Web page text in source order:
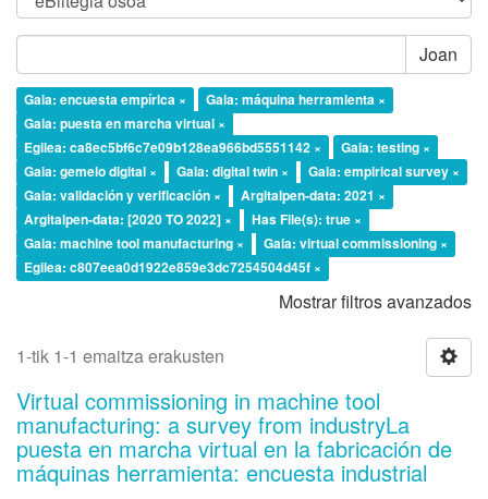
Joan
Gaia: encuesta empírica ×
Gaia: máquina herramienta ×
Gaia: puesta en marcha virtual ×
Egilea: ca8ec5bf6c7e09b128ea966bd5551142 ×
Gaia: testing ×
Gaia: gemelo digital ×
Gaia: digital twin ×
Gaia: empirical survey ×
Gaia: validación y verificación ×
Argitalpen-data: 2021 ×
Argitalpen-data: [2020 TO 2022] ×
Has File(s): true ×
Gaia: machine tool manufacturing ×
Gaia: virtual commissioning ×
Egilea: c807eea0d1922e859e3dc7254504d45f ×
Mostrar filtros avanzados
1-tik 1-1 emaitza erakusten
Virtual commissioning in machine tool
manufacturing: a survey from industryLa
puesta en marcha virtual en la fabricación de
máquinas herramienta: encuesta industrial